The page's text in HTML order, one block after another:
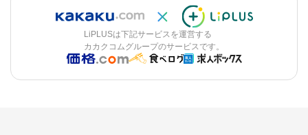
LiPLUSは下記サービスを運営する
カカクコムグループのサービスです。